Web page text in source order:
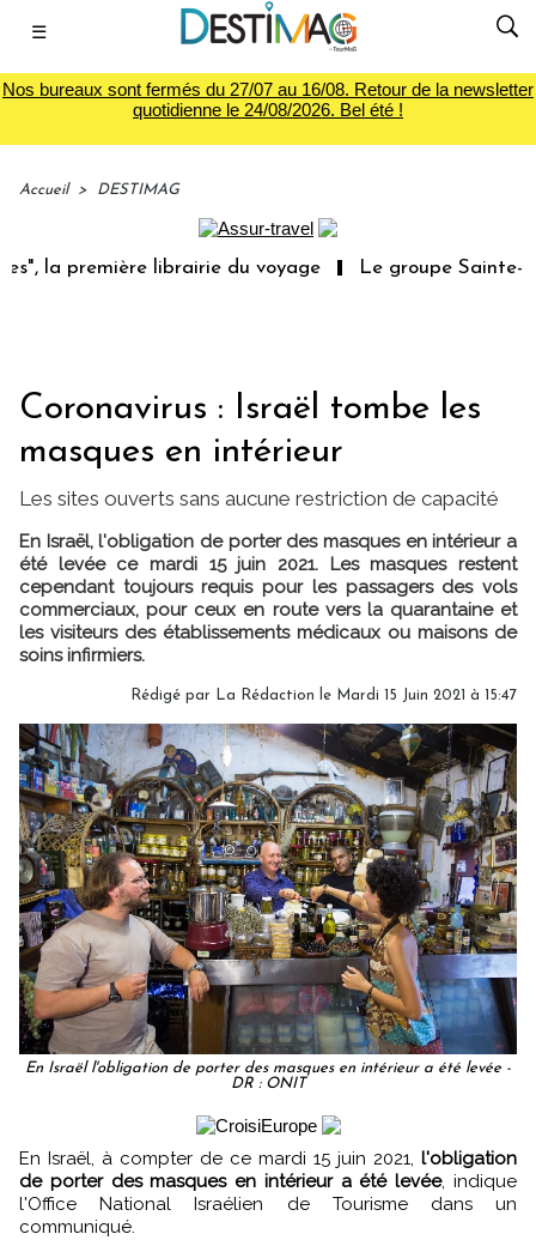
☰
Nos bureaux sont fermés du 27/07 au 16/08. Retour de la newsletter
quotidienne le 24/08/2026. Bel été !
Accueil > DESTIMAG
la première librairie du voyage Le groupe Sainte-
Coronavirus : Israël tombe les
masques en intérieur
Les sites ouverts sans aucune restriction de capacité
En Israël, l'obligation de porter des masques en intérieur a
été levée ce mardi 15 juin 2021. Les masques restent
cependant toujours requis pour les passagers des vols
commerciaux, pour ceux en route vers la quarantaine et
les visiteurs des établissements médicaux ou maisons de
soins infirmiers.
Rédigé par La Rédaction le Mardi 15 Juin 2021 à 15:47
En Israël l'obligation de porter des masques en intérieur a été levée -
DR : ONIT
En Israël, à compter de ce mardi 15 juin 2021, l'obligation
de porter des masques en intérieur a été levée, indique
l'Office National Israélien de Tourisme dans un
communiqué.